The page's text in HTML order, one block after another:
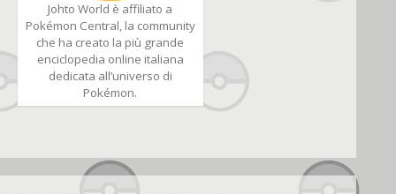
Johto World è affiliato a
Pokémon Central, la community
che ha creato la più grande
enciclopedia online italiana
dedicata all’universo di
Pokémon.